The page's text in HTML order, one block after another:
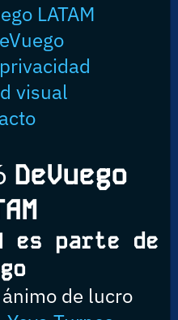
LATAM
visual
DeVuego
es parte de
de lucro